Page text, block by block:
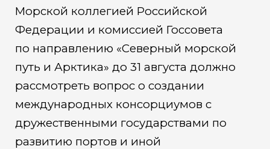
Морской коллегией Российской
Федерации и комиссией Госсовета
по направлению «Северный морской
путь и Арктика» до 31 августа должно
рассмотреть вопрос о создании
международных консорциумов с
дружественными государствами по
развитию портов и иной